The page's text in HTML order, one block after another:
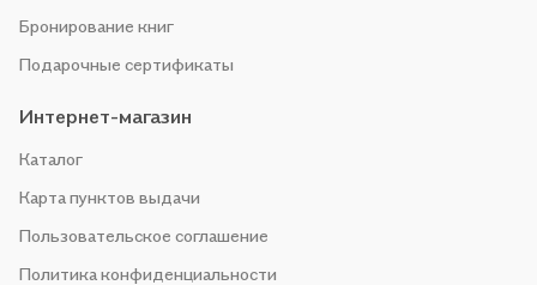
Бронирование книг
Подарочные сертификаты
Интернет-магазин
Каталог
Карта пунктов выдачи
Пользовательское соглашение
Политика конфиденциальности